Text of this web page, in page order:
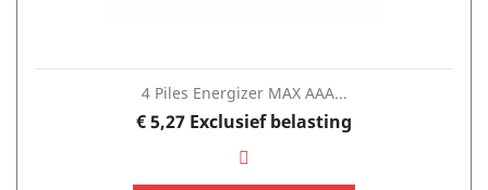
4 Piles Energizer MAX AAA...
Prijs
€ 5,27 Exclusief belasting